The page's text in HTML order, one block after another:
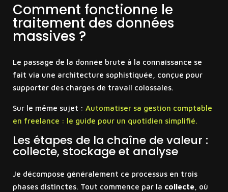
Comment fonctionne le
traitement des données
massives ?
Le passage de la donnée brute à la connaissance se
fait via une architecture sophistiquée, conçue pour
supporter des charges de travail colossales.
Sur le même sujet : Automatiser sa gestion comptable
en freelance : le guide pour un quotidien simplifié.
Les étapes de la chaîne de valeur :
collecte, stockage et analyse
Je décompose généralement ce processus en trois
phases distinctes. Tout commence par la collecte, où